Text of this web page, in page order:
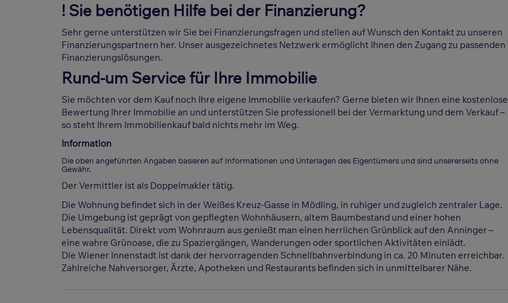
! Sie benötigen Hilfe bei der Finanzierung?
Sehr gerne unterstützen wir Sie bei Finanzierungsfragen und stellen auf Wunsch den Kontakt zu unseren
Finanzierungspartnern her. Unser ausgezeichnetes Netzwerk ermöglicht Ihnen den Zugang zu passenden
Finanzierungslösungen.
Rund-um Service für Ihre Immobilie
Sie möchten vor dem Kauf noch Ihre eigene Immobilie verkaufen? Gerne bieten wir Ihnen eine kostenlose
Bewertung Ihrer Immobilie an und unterstützen Sie professionell bei der Vermarktung und dem Verkauf –
so steht Ihrem Immobilienkauf bald nichts mehr im Weg.
Information
Die oben angeführten Angaben basieren auf Informationen und Unterlagen des Eigentümers und sind unsererseits ohne
Gewähr.
Der Vermittler ist als Doppelmakler tätig.
Die Wohnung befindet sich in der Weißes Kreuz-Gasse in Mödling, in ruhiger und zugleich zentraler Lage.
Die Umgebung ist geprägt von gepflegten Wohnhäusern, altem Baumbestand und einer hohen
Lebensqualität. Direkt vom Wohnraum aus genießt man einen herrlichen Grünblick auf den Anninger –
eine wahre Grünoase, die zu Spaziergängen, Wanderungen oder sportlichen Aktivitäten einlädt.
Die Wiener Innenstadt ist dank der hervorragenden Schnellbahnverbindung in ca. 20 Minuten erreichbar.
Zahlreiche Nahversorger, Ärzte, Apotheken und Restaurants befinden sich in unmittelbarer Nähe.